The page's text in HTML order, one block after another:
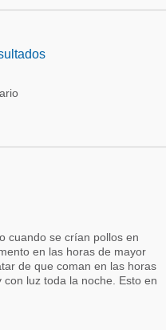
cuando se crían pollos en
en las horas de mayor
de que coman en las horas
luz toda la noche. Esto en